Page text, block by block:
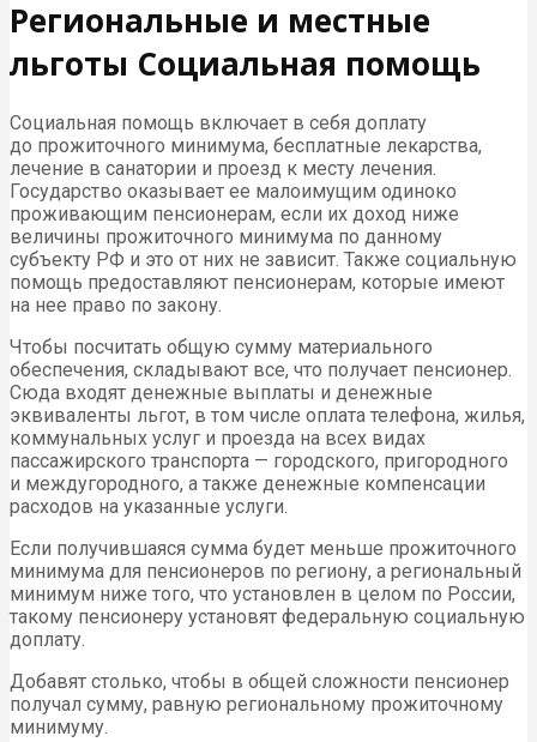
Региональные и местные
льготы Социальная помощь
Социальная помощь включает в себя доплату
до прожиточного минимума, бесплатные лекарства,
лечение в санатории и проезд к месту лечения.
Государство оказывает ее малоимущим одиноко
проживающим пенсионерам, если их доход ниже
величины прожиточного минимума по данному
субъекту РФ и это от них не зависит. Также социальную
помощь предоставляют пенсионерам, которые имеют
на нее право по закону.
Чтобы посчитать общую сумму материального
обеспечения, складывают все, что получает пенсионер.
Сюда входят денежные выплаты и денежные
эквиваленты льгот, в том числе оплата телефона, жилья,
коммунальных услуг и проезда на всех видах
пассажирского транспорта — городского, пригородного
и междугородного, а также денежные компенсации
расходов на указанные услуги.
Если получившаяся сумма будет меньше прожиточного
минимума для пенсионеров по региону, а региональный
минимум ниже того, что установлен в целом по России,
такому пенсионеру установят федеральную социальную
доплату.
Добавят столько, чтобы в общей сложности пенсионер
получал сумму, равную региональному прожиточному
минимуму.